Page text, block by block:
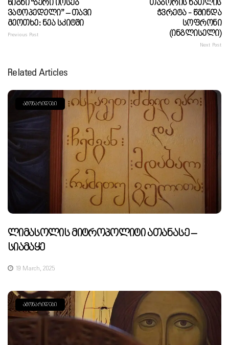
Წიგნი “ბერი Იოსებ
Ვატოპედელი” – Თავი
Მეოთხე: Ნეა Სკიტში
Previous Post
Თაბორის Ნათლის
Ჭვრეტა - Წმინდა
Სოფრონი
(ინგლისელი)
Next Post
Related Articles
ᲐᲛᲝᲜᲐᲠᲘᲓᲔᲑᲘ
Ლიმასოლის Მიტროპოლიტი Ათანასე –
Სიამაყე
19 March, 2025
ᲐᲛᲝᲜᲐᲠᲘᲓᲔᲑᲘ